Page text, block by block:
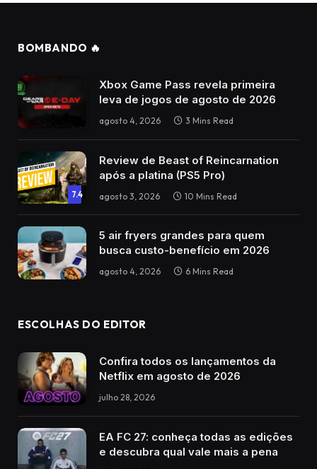
BOMBANDO 🔥
Xbox Game Pass revela primeira
leva de jogos de agosto de 2026
agosto 4, 2026 3 Mins Read
7.4
Review de Beast of Reincarnation
após a platina (PS5 Pro)
agosto 3, 2026 10 Mins Read
5 air fryers grandes para quem
busca custo-benefício em 2026
agosto 4, 2026 6 Mins Read
ESCOLHAS DO EDITOR
Confira todos os lançamentos da
Netflix em agosto de 2026
julho 28, 2026
EA FC 27: conheça todas as edições
e descubra qual vale mais a pena